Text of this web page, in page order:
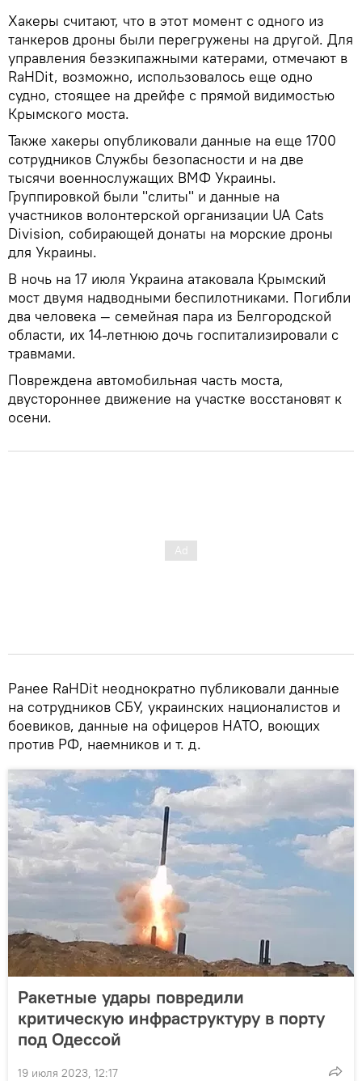
Хакеры считают, что в этот момент с одного из
танкеров дроны были перегружены на другой. Для
управления безэкипажными катерами, отмечают в
RaHDit, возможно, использовалось еще одно
судно, стоящее на дрейфе с прямой видимостью
Крымского моста.
Также хакеры опубликовали данные на еще 1700
сотрудников Службы безопасности и на две
тысячи военнослужащих ВМФ Украины.
Группировкой были "слиты" и данные на
участников волонтерской организации UA Cats
Division, собирающей донаты на морские дроны
для Украины.
В ночь на 17 июля Украина атаковала Крымский
мост двумя надводными беспилотниками. Погибли
два человека — семейная пара из Белгородской
области, их 14-летнюю дочь госпитализировали с
травмами.
Повреждена автомобильная часть моста,
двустороннее движение на участке восстановят к
осени.
Ранее RaHDit неоднократно публиковали данные
на сотрудников СБУ, украинских националистов и
боевиков, данные на офицеров НАТО, воющих
против РФ, наемников и т. д.
Ракетные удары повредили
критическую инфраструктуру в порту
под Одессой
19 июля 2023, 12:17